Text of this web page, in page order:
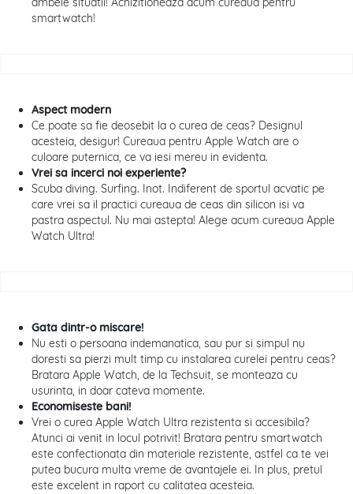
smartwatch!
Aspect modern
Ce poate sa fie deosebit la o curea de ceas? Designul
acesteia, desigur! Cureaua pentru Apple Watch are o
culoare puternica, ce va iesi mereu in evidenta.
Vrei sa incerci noi experiente?
Scuba diving. Surfing. Inot. Indiferent de sportul acvatic pe
care vrei sa il practici cureaua de ceas din silicon isi va
pastra aspectul. Nu mai astepta! Alege acum cureaua Apple
Watch Ultra!
Gata dintr-o miscare!
Nu esti o persoana indemanatica, sau pur si simpul nu
doresti sa pierzi mult timp cu instalarea curelei pentru ceas?
Bratara Apple Watch, de la Techsuit, se monteaza cu
usurinta, in doar cateva momente.
Economiseste bani!
Vrei o curea Apple Watch Ultra rezistenta si accesibila?
Atunci ai venit in locul potrivit! Bratara pentru smartwatch
este confectionata din materiale rezistente, astfel ca te vei
putea bucura multa vreme de avantajele ei. In plus, pretul
este excelent in raport cu calitatea acesteia.